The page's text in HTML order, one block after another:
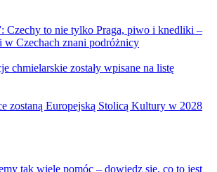
Czechy to nie tylko Praga, piwo i knedliki –
w Czechach znani podróżnicy
chmielarskie zostały wpisane na listę
zostaną Europejską Stolicą Kultury w 2028
tak wiele pomóc – dowiedz się, co to jest